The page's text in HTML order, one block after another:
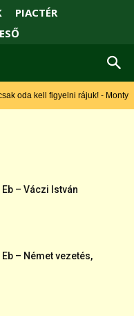
PIACTÉR
oda kell figyelni rájuk! - Monty
– Váczi István
– Német vezetés,